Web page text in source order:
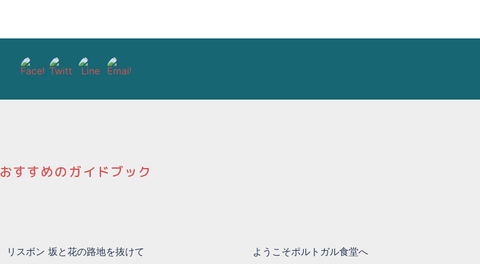
おすすめのガイドブック
リスボン 坂と花の路地を抜けて ようこそポルトガル食堂へ